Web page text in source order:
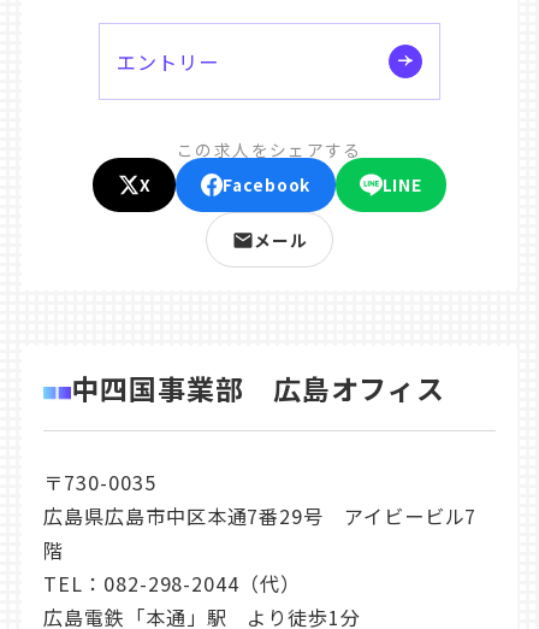
エントリー
この求人をシェアする
X
Facebook LINE
メール
中四国事業部 広島オフィス
〒730-0035
広島県広島市中区本通7番29号 アイビービル7
階
TEL： 082-298-2044 （代）
広島電鉄「本通」駅 より徒歩1分